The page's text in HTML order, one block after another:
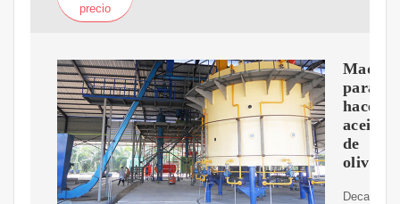
precio
para
hacer
aceite
de
oliva
Decanter